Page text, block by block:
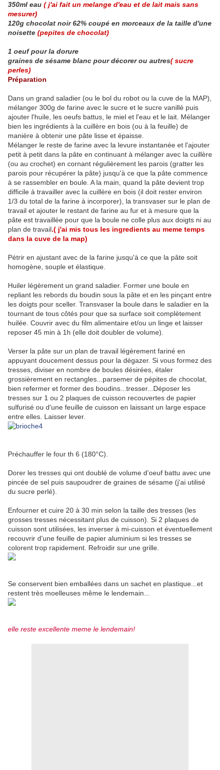
350ml eau ( j'ai fait un melange d'eau et de lait mais sans
mesurer)
120g chocolat noir 62% coupé en morceaux de la taille d'une
noisette (pepites de chocolat)
1 oeuf pour la dorure
graines de sésame blanc pour décorer ou autres( sucre
perles)
Préparation
Dans un grand saladier (ou le bol du robot ou la cuve de la MAP),
mélanger 300g de farine avec le sucre et le sucre vanillé puis
ajouter l'huile, les oeufs battus, le miel et l'eau et le lait. Mélanger
bien les ingrédients à la cuillère en bois (ou à la feuille) de
manière à obtenir une pâte lisse et épaisse.
Mélanger le reste de farine avec la levure instantanée et l'ajouter
petit à petit dans la pâte en continuant à mélanger avec la cuillère
(ou au crochet) en cornant régulièrement les parois (gratter les
parois pour récupérer la pâte) jusqu'à ce que la pâte commence
à se rassembler en boule. A la main, quand la pâte devient trop
difficile à travailler avec la cuillère en bois (il doit rester environ
1/3 du total de la farine à incorporer), la transvaser sur le plan de
travail et ajouter le restant de farine au fur et à mesure que la
pâte est travaillée pour que la boule ne colle plus aux doigts ni au
plan de travail.( j'ai mis tous les ingredients au meme temps
dans la cuve de la map)
Pétrir en ajustant avec de la farine jusqu'à ce que la pâte soit
homogène, souple et élastique.
Huiler légèrement un grand saladier. Former une boule en
repliant les rebords du boudin sous la pâte et en les pinçant entre
les doigts pour sceller. Transvaser la boule dans le saladier en la
tournant de tous côtés pour que sa surface soit complètement
huilée. Couvrir avec du film alimentaire et/ou un linge et laisser
reposer 45 min à 1h (elle doit doubler de volume).
Verser la pâte sur un plan de travail légèrement fariné en
appuyant doucement dessus pour la dégazer. Si vous formez des
tresses, diviser en nombre de boules désirées, étaler
grossièrement en rectangles...parsemer de pépites de chocolat,
bien refermer et former des boudins...tresser...Déposer les
tresses sur 1 ou 2 plaques de cuisson recouvertes de papier
sulfurisé ou d'une feuille de cuisson en laissant un large espace
entre elles. Laisser lever.
Préchauffer le four th 6 (180°C).
Dorer les tresses qui ont doublé de volume d'oeuf battu avec une
pincée de sel puis saupoudrer de graines de sésame (j'ai utilisé
du sucre perlé).
Enfourner et cuire 20 à 30 min selon la taille des tresses (les
grosses tresses nécessitant plus de cuisson). Si 2 plaques de
cuisson sont utilisées, les inverser à mi-cuisson et éventuellement
recouvrir d'une feuille de papier aluminium si les tresses se
colorent trop rapidement. Refroidir sur une grille.
Se conservent bien emballées dans un sachet en plastique...et
restent très moelleuses même le lendemain...
elle reste excellente meme le lendemain!